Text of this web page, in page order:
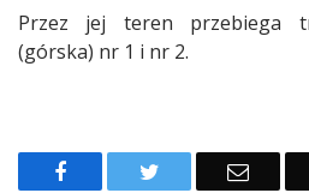
Przez jej teren przebiega
(górska) nr 1 i nr 2.
FacebookTwitter Email